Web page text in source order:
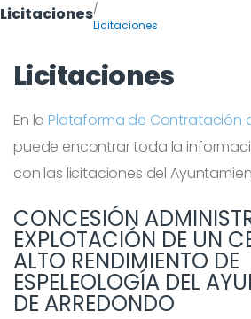
Licitaciones/
Licitaciones
Licitaciones
En la Plataforma de Contratación
puede encontrar toda la
con las licitaciones del
CONCESIÓN
EXPLOTACIÓN DE UN
ALTO RENDIMIENTO DE
ESPELEOLOGÍA DEL
DE ARREDONDO